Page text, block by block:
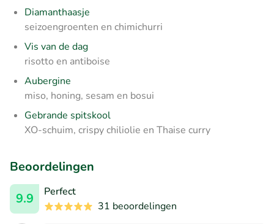
Diamanthaasje
seizoengroenten en chimichurri
Vis van de dag
risotto en antiboise
Aubergine
miso, honing, sesam en bosui
Gebrande spitskool
XO-schuim, crispy chiliolie en Thaise curry
Beoordelingen
9.9
Perfect
31 beoordelingen